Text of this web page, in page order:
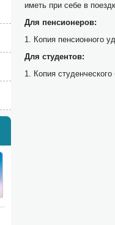
иметь при себе в
Для пенсионеров:
1. Копия пенсионного
Для студентов:
1. Копия студенческого